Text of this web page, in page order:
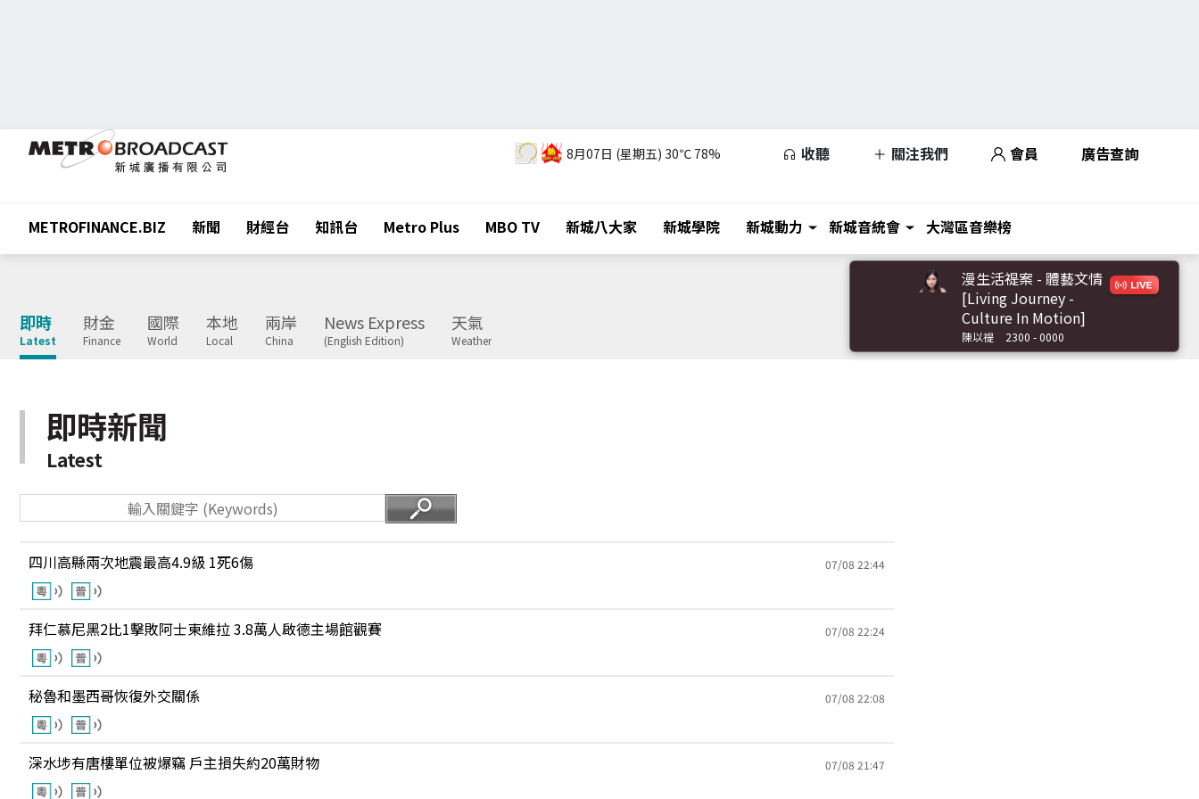
8月07日 (星期五) 30℃ 78% 收聽 關注我們 會員 廣告查詢
METROFINANCE.BIZ 新聞 財經台 知訊台 Metro Plus MBO TV 新城八大家 新城學院 新城動力 新城音統會 大灣區音樂榜
即時
Latest
財金
Finance
國際
World
本地
Local
兩岸
China
News Express
(English Edition)
天氣
Weather
漫生活禔案 - 體藝文情
[Living Journey -
Culture In Motion]
陳以禔 2300 - 0000
即時新聞
Latest
四川高縣兩次地震最高4.9級 1死6傷 07/08 22:44
拜仁慕尼黑2比1擊敗阿士東維拉 3.8萬人啟德主場館觀賽 07/08 22:24
秘魯和墨西哥恢復外交關係 07/08 22:08
深水埗有唐樓單位被爆竊 戶主損失約20萬財物 07/08 21:47